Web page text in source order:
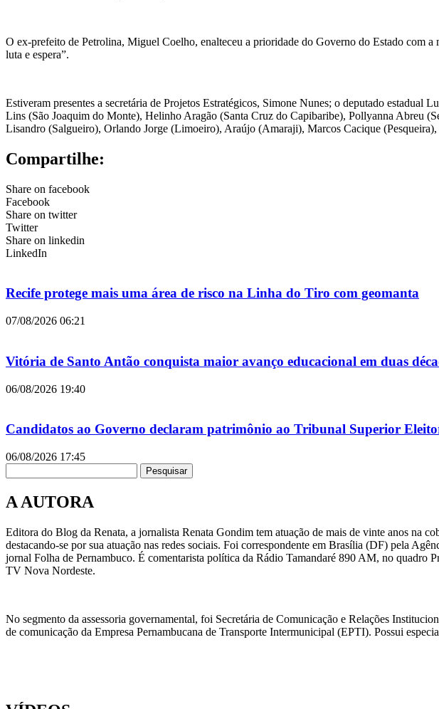
O ex-prefeito de Petrolina, Miguel Coelho, enalteceu a prioridade do Governo do Estado com a
luta e espera”.
Estiveram presentes a secretária de Projetos Estratégicos, Simone Nunes; o deputado
Lins (São Joaquim do Monte), Helinho Aragão (Santa Cruz do Capibaribe), Pollyanna Abreu
Lisandro (Salgueiro), Orlando Jorge (Limoeiro), Araújo (Amaraji), Marcos Cacique
Compartilhe:
Share on facebook
Facebook
Share on twitter
Twitter
Share on linkedin
LinkedIn
Recife protege mais uma área de risco na Linha do Tiro com geomanta
07/08/2026 06:21
Vitória de Santo Antão conquista maior avanço educacional em duas
06/08/2026 19:40
Candidatos ao Governo declaram patrimônio ao Tribunal Superior
06/08/2026 17:45
Pesquisar
A AUTORA
Editora do Blog da Renata, a jornalista Renata Gondim tem atuação de mais de vinte anos na
destacando-se por sua atuação nas redes sociais. Foi correspondente em Brasília (DF) pela
jornal Folha de Pernambuco. É comentarista política da Rádio Tamandaré 890 AM, no quadro
TV Nova Nordeste.
No segmento da assessoria governamental, foi Secretária de Comunicação e Relações
de comunicação da Empresa Pernambucana de Transporte Intermunicipal (EPTI). Possui